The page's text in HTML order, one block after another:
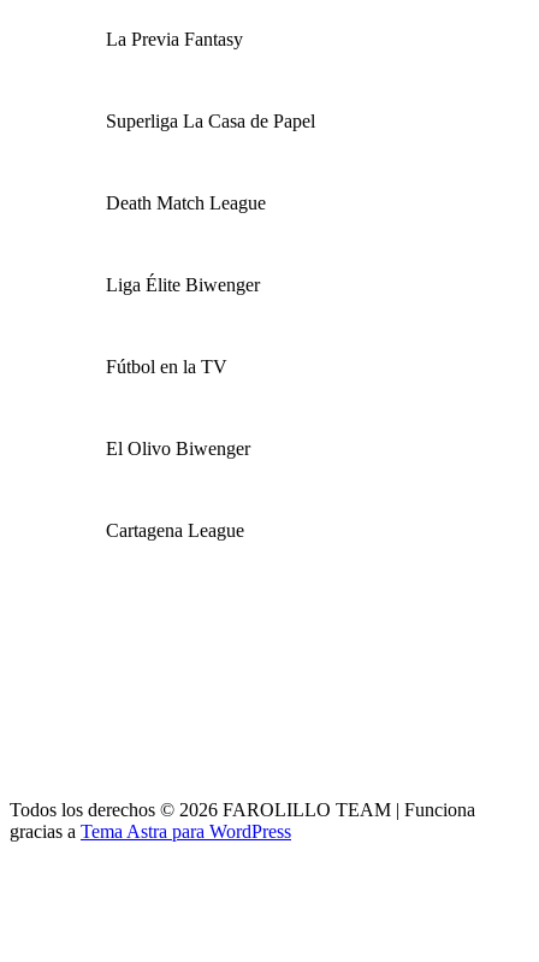
La Previa Fantasy
Superliga La Casa de Papel
Death Match League
Liga Élite Biwenger
Fútbol en la TV
El Olivo Biwenger
Cartagena League
Todos los derechos © 2026 FAROLILLO TEAM | Funciona
gracias a Tema Astra para WordPress